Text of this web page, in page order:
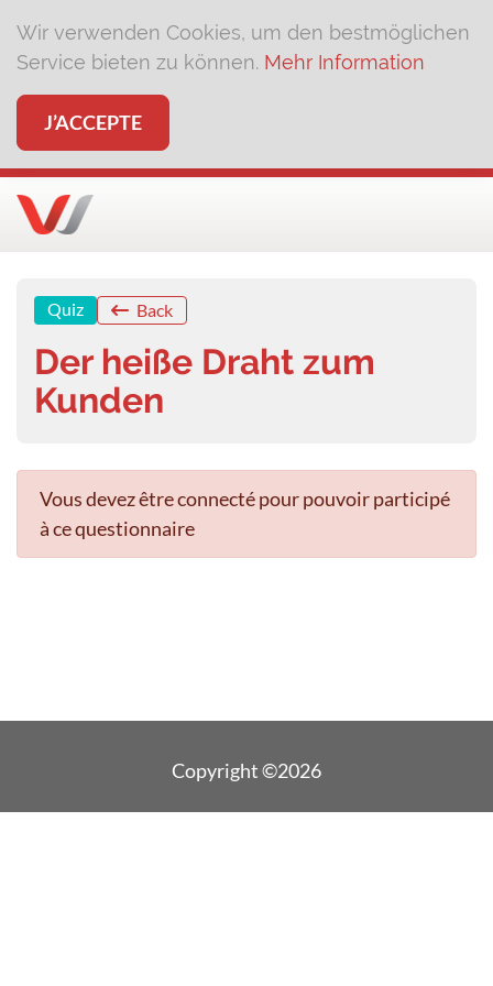
Wir verwenden Cookies, um den bestmöglichen
Service bieten zu können. Mehr Information
J’ACCEPTE
Quiz Back
Der heiße Draht zum
Kunden
Vous devez être connecté pour pouvoir participé
à ce questionnaire
Copyright ©2026